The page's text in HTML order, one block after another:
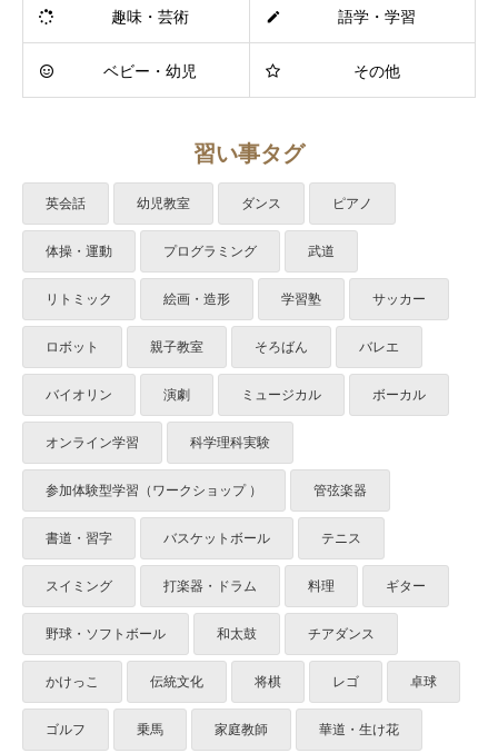
趣味・芸術 語学・学習
ベビー・幼児 その他
習い事タグ
英会話 幼児教室 ダンス ピアノ
体操・運動 プログラミング 武道
リトミック 絵画・造形 学習塾 サッカー
ロボット 親子教室 そろばん バレエ
バイオリン 演劇 ミュージカル ボーカル
オンライン学習 科学理科実験
参加体験型学習（ワークショップ ） 管弦楽器
書道・習字 バスケットボール テニス
スイミング 打楽器・ドラム 料理 ギター
野球・ソフトボール 和太鼓 チアダンス
かけっこ 伝統文化 将棋 レゴ 卓球
ゴルフ 乗馬 家庭教師 華道・生け花